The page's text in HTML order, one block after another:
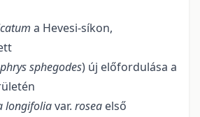
a Hevesi-síkon,
sphegodes) új előfordulása a
longifoliavar. rosea első